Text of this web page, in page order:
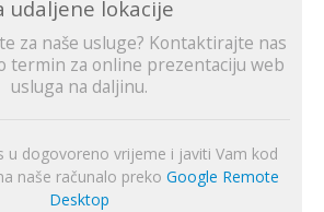
udaljene lokacije
za naše usluge? Kontaktirajte nas
termin za online prezentaciju web
usluga na daljinu.
u dogovoreno vrijeme i javiti Vam kod
naše računalo preko Google Remote
Desktop